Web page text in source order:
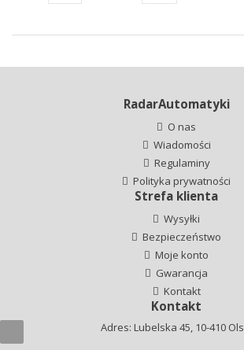
RadarAutomatyki
O nas
Wiadomości
Regulaminy
Polityka prywatności
Strefa klienta
Wysyłki
Bezpieczeństwo
Moje konto
Gwarancja
Kontakt
Kontakt
Adres: Lubelska 45, 10-410